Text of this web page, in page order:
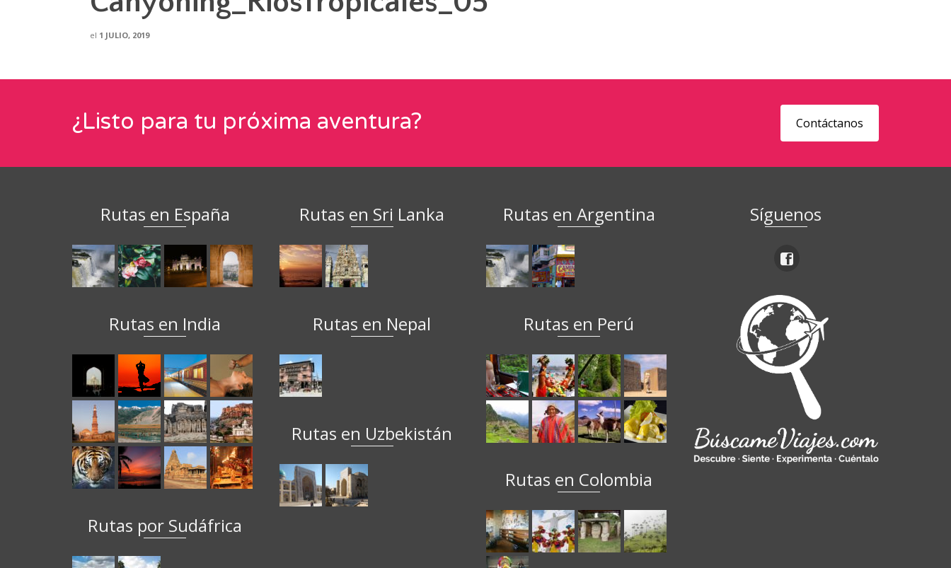
el 1 JULIO, 2019
¿Listo para tu próxima aventura? Contáctanos
Rutas en España
Rutas en India
Rutas por Sudáfrica
Rutas en Sri Lanka
Rutas en Nepal
Rutas en Uzbekistán
Rutas en Argentina
Rutas en Perú
Rutas en Colombia
Síguenos